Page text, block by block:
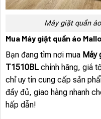
Máy giặt quần
Mua Máy giặt quần áo
Bạn đang tìm nơi mua Máy
T1510BLchính hãng, giá
chỉ uy tín cung cấp sản
đầy đủ, giao hàng nhanh
hấp dẫn!